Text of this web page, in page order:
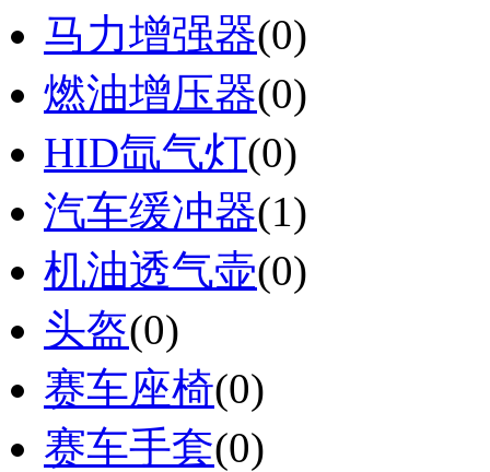
马力增强器(0)
燃油增压器(0)
HID氙气灯(0)
汽车缓冲器(1)
机油透气壶(0)
头盔(0)
赛车座椅(0)
赛车手套(0)